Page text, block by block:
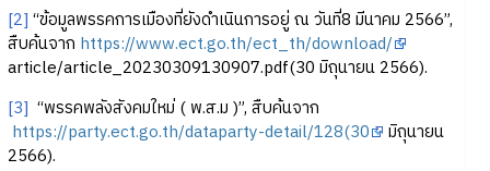
[2] “ข้อมูลพรรคการเมืองที่ยังดำเนินการอยู่ ณ วันที่8 มีนาคม 2566”,
สืบค้นจาก https://www.ect.go.th/ect_th/download/
article/article_20230309130907.pdf(30 มิถุนายน 2566).
[3] “พรรคพลังสังคมใหม่ ( พ.ส.ม )”, สืบค้นจาก
https://party.ect.go.th/dataparty-detail/128(30
มิถุนายน
2566).